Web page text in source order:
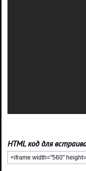
HTML код для